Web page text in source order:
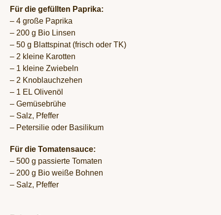
Für die gefüllten Paprika:
– 4 große Paprika
– 200 g Bio Linsen
– 50 g Blattspinat (frisch oder TK)
– 2 kleine Karotten
– 1 kleine Zwiebeln
– 2 Knoblauchzehen
– 1 EL Olivenöl
– Gemüsebrühe
– Salz, Pfeffer
– Petersilie oder Basilikum
Für die Tomatensauce:
– 500 g passierte Tomaten
– 200 g Bio weiße Bohnen
– Salz, Pfeffer